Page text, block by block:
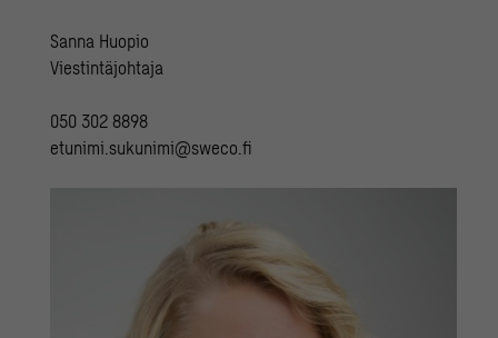
Sanna Huopio
Viestintäjohtaja
050 302 8898
etunimi.sukunimi@sweco.fi